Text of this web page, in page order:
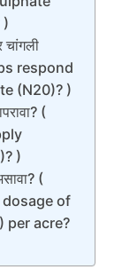
)
respond
(N20)? )
(
)
(
of
per acre?